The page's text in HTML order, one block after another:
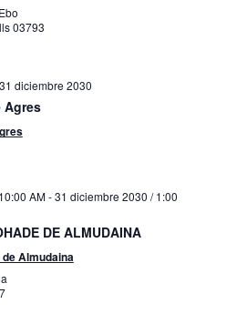
03793
31 diciembre 2030
Agres
AM-31 diciembre 2030 / 1:00
DE ALMUDAINA
Almudaina